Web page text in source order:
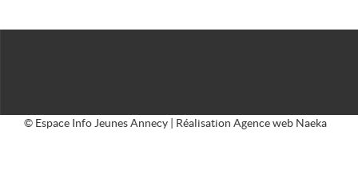
© Espace Info Jeunes Annecy | Réalisation Agence web Naeka